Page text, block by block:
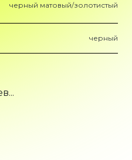
черный матовый/золотистый
черный